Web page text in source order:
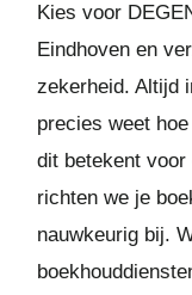
Kies voor
Eindhoven en
zekerheid. Altijd
precies weet
dit betekent
richten we je
nauwkeurig bij.